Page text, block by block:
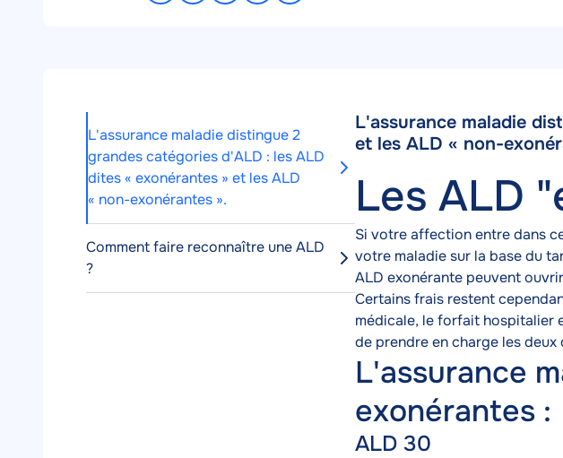
sur
sur
sur
par
L'assurance maladie distingue 2
grandes catégories d'ALD : les ALD
dites « exonérantes » et les ALD
« non-exonérantes ».
Comment faire reconnaître une ALD
?
Contenu
de
L'assurance maladie
et les ALD « non-
Texte
Les ALD
Si votre affection entre dans
votre maladie sur la base du
ALD exonérante peuvent
Certains frais restent
médicale, le forfait hospitalier
de prendre en charge les deux
L'assurance
exonérantes :
ALD 30